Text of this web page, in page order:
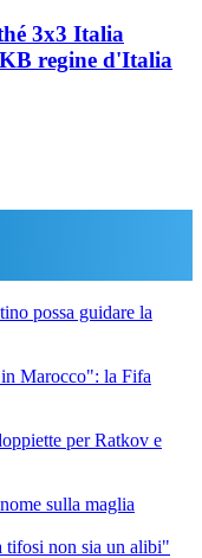
3x3 Italia
regine d'Italia
possa guidare la
Marocco": la Fifa
per Ratkov e
sulla maglia
tifosi non sia un alibi"